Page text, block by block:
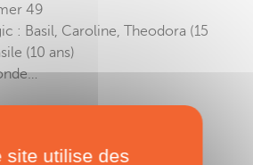
49
: Basil, Caroline, Theodora (15
(10 ans)
,Cartes Postales
site utilise des